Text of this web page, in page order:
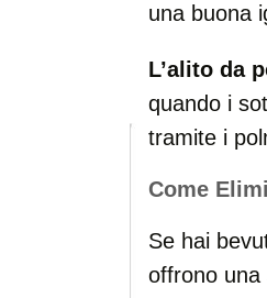
una buona
L’alito da
quando i
tramite i
Come
Se hai
offrono una